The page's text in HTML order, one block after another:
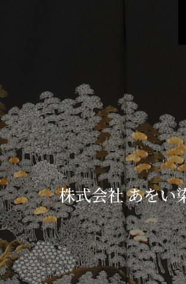
株式会社 あをい